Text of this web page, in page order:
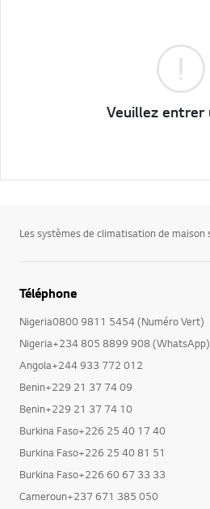
Veuillez entrer
Téléphone
Nigeria0800 9811 5454 (Numéro Vert)
Nigeria+234 805 8899 908 (WhatsApp)
Angola+244 933 772 012
Benin+229 21 37 74 09
Benin+229 21 37 74 10
Burkina Faso+226 25 40 17 40
Burkina Faso+226 25 40 81 51
Burkina Faso+226 60 67 33 33
Cameroun+237 671 385 050